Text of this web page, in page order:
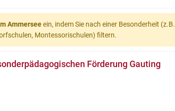
Ammerseeein, indem Sie nach einer Besonderheit (z.B.
Montessorischulen) filtern.
Förderung Gauting